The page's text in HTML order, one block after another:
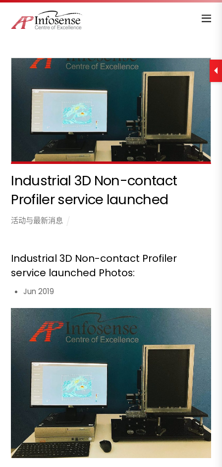
Industrial 3D Non-contact
Profiler service launched
活动与最新消息
Industrial 3D Non-contact Profiler
service launched Photos:
Jun 2019